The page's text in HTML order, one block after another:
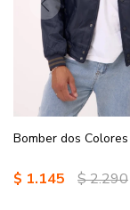
Bomber dos
$ 1.145 $2.290